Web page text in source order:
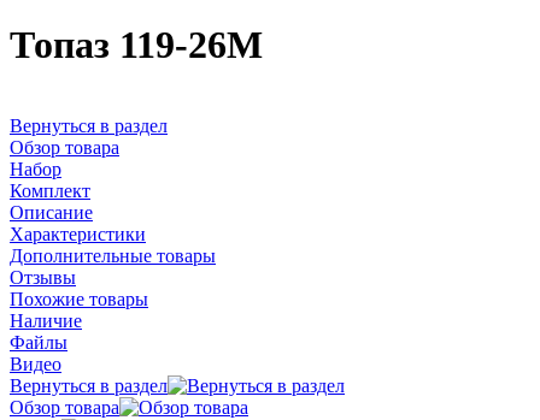
Топаз 119-26М
Вернуться в раздел
Обзор товара
Набор
Комплект
Описание
Характеристики
Дополнительные товары
Отзывы
Похожие товары
Наличие
Файлы
Видео
Вернуться в раздел
Обзор товара